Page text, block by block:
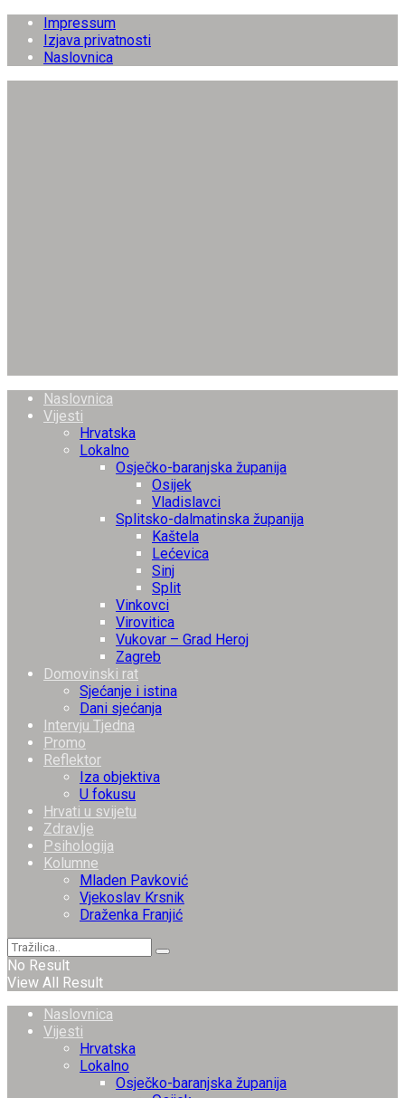
Impressum
Izjava privatnosti
Naslovnica
Naslovnica
Vijesti
Hrvatska
Lokalno
Osječko-baranjska županija
Osijek
Vladislavci
Splitsko-dalmatinska županija
Kaštela
Lećevica
Sinj
Split
Vinkovci
Virovitica
Vukovar – Grad Heroj
Zagreb
Domovinski rat
Sjećanje i istina
Dani sjećanja
Intervju Tjedna
Promo
Reflektor
Iza objektiva
U fokusu
Hrvati u svijetu
Zdravlje
Psihologija
Kolumne
Mladen Pavković
Vjekoslav Krsnik
Draženka Franjić
No Result
View All Result
Naslovnica
Vijesti
Hrvatska
Lokalno
Osječko-baranjska županija